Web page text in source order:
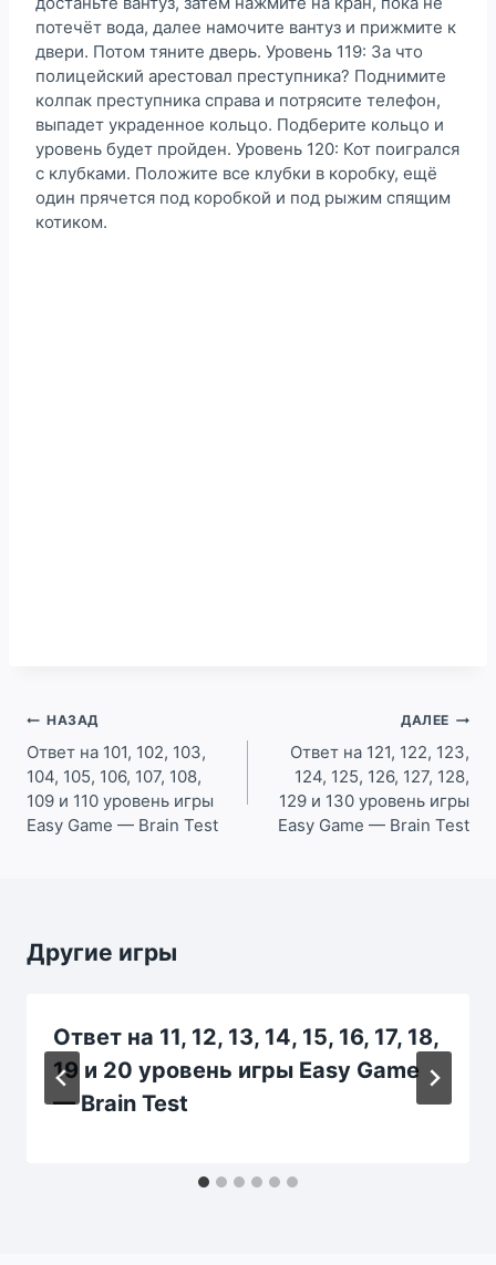
потечёт вода, далее намочите вантуз и прижмите к
двери. Потом тяните дверь. Уровень 119: За что
полицейский арестовал преступника? Поднимите
колпак преступника справа и потрясите телефон,
выпадет украденное кольцо. Подберите кольцо и
уровень будет пройден. Уровень 120: Кот поигрался
с клубками. Положите все клубки в коробку, ещё
один прячется под коробкой и под рыжим спящим
котиком.
Навигация
по
записям
НАЗАД
Ответ на 101, 102, 103,
104, 105, 106, 107, 108,
109 и 110 уровень игры
Easy Game — Brain Test
ДАЛЕЕ
Ответ на 121, 122, 123,
124, 125, 126, 127, 128,
129 и 130 уровень игры
Easy Game — Brain Test
Другие игры
Ответ на 11, 12, 13, 14, 15, 16, 17, 18,
19 и 20 уровень игры Easy Game
— Brain Test